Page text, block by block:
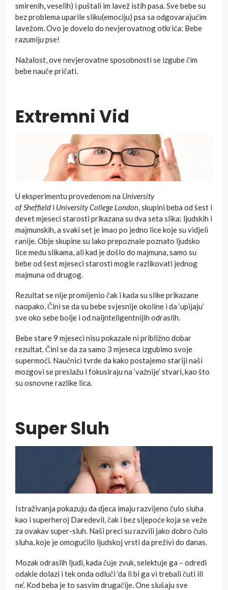
smirenih, veselih) i puštali im lavež istih pasa. Sve bebe su
bez problema uparile sliku(emociju) psa sa odgovarajućim
lavežom. Ovo je dovelo do nevjerovatnog otkrića: Bebe
razumiju pse!
Nažalost, ove nevjerovatne sposobnosti se izgube čim
bebe nauče pričati.
Extremni Vid
U eksperimentu provedenom na University
ofSheffield i University College London, skupini beba od šest i
devet mjeseci starosti prikazana su dva seta slika: ljudskih i
majmunskih, a svaki set je imao po jedno lice koje su vidjeli
ranije. Obje skupine su lako prepoznale poznato ljudsko
lice među slikama, ali kad je došlo do majmuna, samo su
bebe od šest mjeseci starosti mogle razlikovati jednog
majmuna od drugog.
Rezultat se nije promijenio čak i kada su slike prikazane
naopako. Čini se da su bebe svjesnije okoline i da ‘upijaju’
sve oko sebe bolje i od naijnteligentnijih odraslih.
Bebe stare 9 mjeseci nisu pokazale ni približno dobar
rezultat. Čini se da za samo 3 mjeseca izgubimo svoje
supermoći. Naučnici tvrde da kako postajemo stariji naši
mozgovi se preslažu i fokusiraju na ‘važnije’ stvari, kao što
su osnovne razlike lica.
Super Sluh
Istraživanja pokazuju da djeca imaju razvijeno čulo sluha
kao i superheroj Daredevil, čak i bez sljepoće koja se veže
za ovakav super-sluh. Naši preci su razvili jako dobro čulo
sluha, koje je omogućilo ljudskoj vrsti da preživi do danas.
Mozak odraslih ljudi, kada čuje zvuk, selektuje ga – odredi
odakle dolazi i tek onda odluči ‘da li bi ga vi trebali čuti ili
ne’. Kod beba je to sasvim drugačije. One slušaju sve